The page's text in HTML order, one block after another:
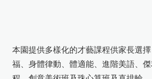
本園提供多樣化的才藝課程供家長選
福、身體律動、體適能、進階美語、